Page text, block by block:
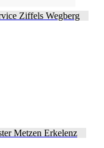
Ziffels Wegberg
Metzen Erkelenz